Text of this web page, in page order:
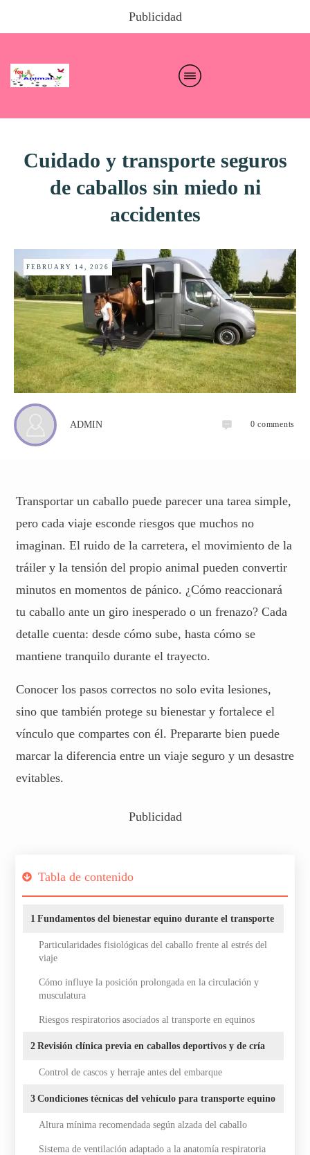
Publicidad
Cuidado y transporte seguros
de caballos sin miedo ni
accidentes
FEBRUARY 14, 2026
ADMIN 0 comments
Transportar un caballo puede parecer una tarea simple,
pero cada viaje esconde riesgos que muchos no
imaginan. El ruido de la carretera, el movimiento de la
tráiler y la tensión del propio animal pueden convertir
minutos en momentos de pánico. ¿Cómo reaccionará
tu caballo ante un giro inesperado o un frenazo? Cada
detalle cuenta: desde cómo sube, hasta cómo se
mantiene tranquilo durante el trayecto.
Conocer los pasos correctos no solo evita lesiones,
sino que también protege su bienestar y fortalece el
vínculo que compartes con él. Prepararte bien puede
marcar la diferencia entre un viaje seguro y un desastre
evitables.
Publicidad
Tabla de contenido
1 Fundamentos del bienestar equino durante el transporte
Particularidades fisiológicas del caballo frente al estrés del
viaje
Cómo influye la posición prolongada en la circulación y
musculatura
Riesgos respiratorios asociados al transporte en equinos
2 Revisión clínica previa en caballos deportivos y de cría
Control de cascos y herraje antes del embarque
3 Condiciones técnicas del vehículo para transporte equino
Altura mínima recomendada según alzada del caballo
Sistema de ventilación adaptado a la anatomía respiratoria